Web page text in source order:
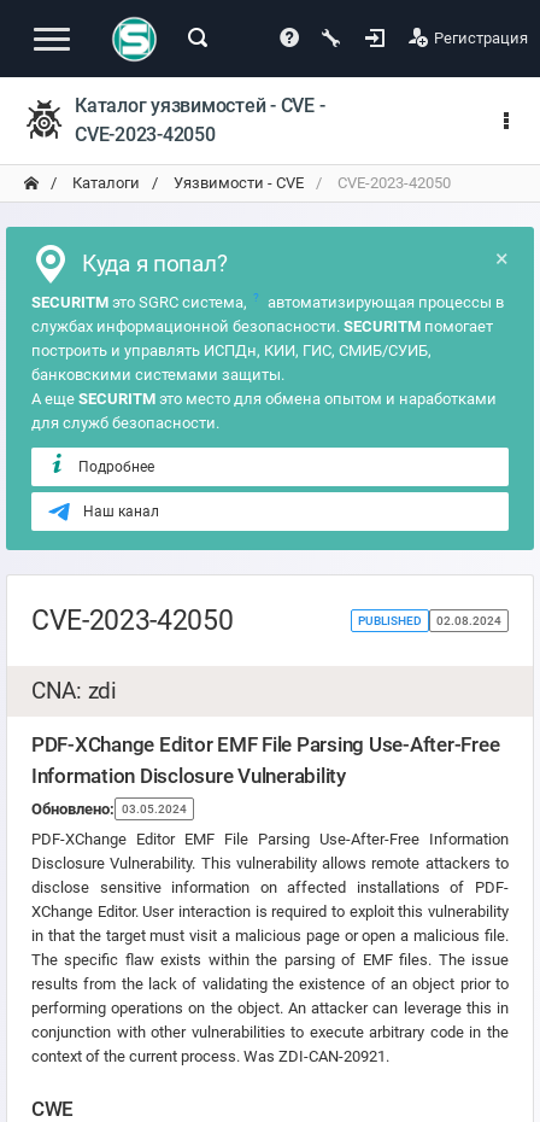
Регистрация
Каталог уязвимостей - CVE -
CVE-2023-42050
Каталоги Уязвимости - CVE CVE-2023-42050
×
Куда я попал?
SECURITM это SGRC система, ?
автоматизирующая процессы в
службах информационной безопасности. SECURITM помогает
построить и управлять ИСПДн, КИИ, ГИС, СМИБ/СУИБ,
банковскими системами защиты.
А еще SECURITM это место для обмена опытом и наработками
для служб безопасности.
Подробнее
Наш канал
CVE-2023-42050 PUBLISHED 02.08.2024
CNA: zdi
PDF-XChange Editor EMF File Parsing Use-After-Free
Information Disclosure Vulnerability
Обновлено: 03.05.2024
PDF-XChange Editor EMF File Parsing Use-After-Free Information
Disclosure Vulnerability. This vulnerability allows remote attackers to
disclose sensitive information on affected installations of PDF-
XChange Editor. User interaction is required to exploit this vulnerability
in that the target must visit a malicious page or open a malicious file.
The specific flaw exists within the parsing of EMF files. The issue
results from the lack of validating the existence of an object prior to
performing operations on the object. An attacker can leverage this in
conjunction with other vulnerabilities to execute arbitrary code in the
context of the current process. Was ZDI-CAN-20921.
CWE